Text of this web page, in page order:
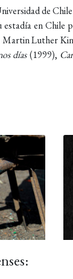
de
en
Luther
días(1999),